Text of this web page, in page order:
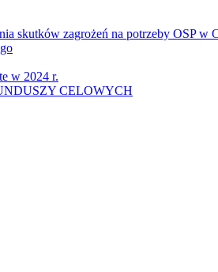
skutków zagrożeń na potrzeby OSP w
w 2024 r.
CELOWYCH